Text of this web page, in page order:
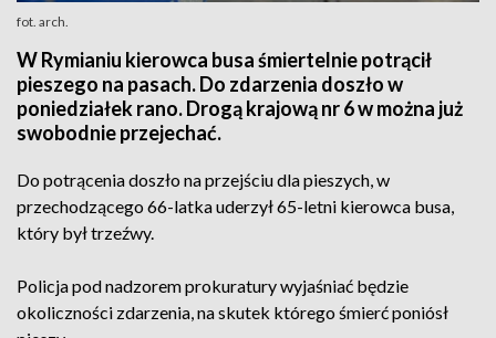
fot. arch.
W Rymianiu kierowca busa śmiertelnie potrącił
pieszego na pasach. Do zdarzenia doszło w
poniedziałek rano. Drogą krajową nr 6 w można już
swobodnie przejechać.
Do potrącenia doszło na przejściu dla pieszych, w
przechodzącego 66-latka uderzył 65-letni kierowca busa,
który był trzeźwy.
Policja pod nadzorem prokuratury wyjaśniać będzie
okoliczności zdarzenia, na skutek którego śmierć poniósł